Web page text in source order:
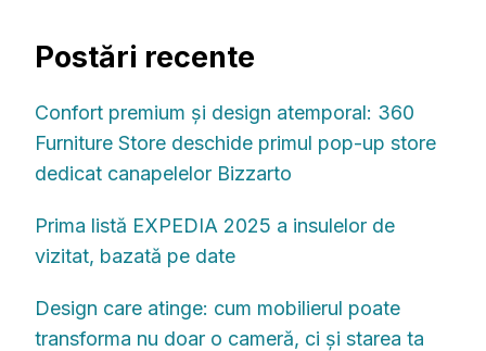
Postări recente
Confort premium și design atemporal: 360
Furniture Store deschide primul pop-up store
dedicat canapelelor Bizzarto
Prima listă EXPEDIA 2025 a insulelor de
vizitat, bazată pe date
Design care atinge: cum mobilierul poate
transforma nu doar o cameră, ci și starea ta